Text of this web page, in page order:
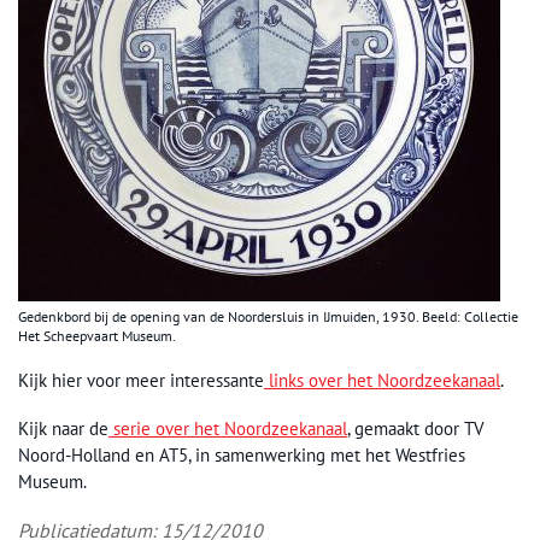
Gedenkbord bij de opening van de Noordersluis in IJmuiden, 1930. Beeld: Collectie
Het Scheepvaart Museum.
Kijk hier voor meer interessante links over het Noordzeekanaal.
Kijk naar de serie over het Noordzeekanaal, gemaakt door TV
Noord-Holland en AT5, in samenwerking met het Westfries
Museum.
Publicatiedatum: 15/12/2010